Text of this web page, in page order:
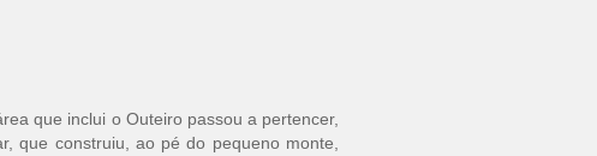
que inclui o Outeiro passou a pertencer,
que construiu, ao pé do pequeno monte,